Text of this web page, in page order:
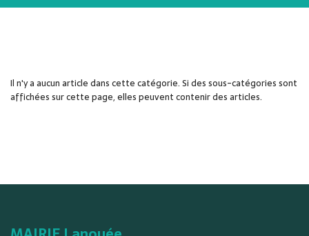
Il n'y a aucun article dans cette catégorie. Si des sous-catégories sont
affichées sur cette page, elles peuvent contenir des articles.